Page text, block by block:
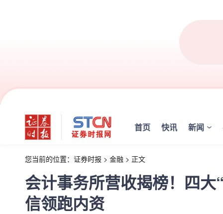
首页 快讯 新闻
您当前的位置： 证券时报 > 金融 > 正文
会计事务所营收揭榜！四
信领跑内资